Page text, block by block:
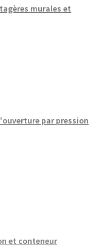
murales et
par pression
et conteneur